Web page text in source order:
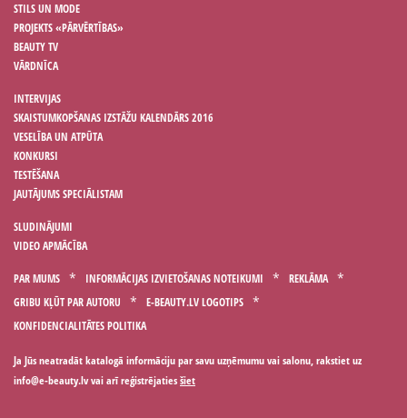
STILS UN MODE
PROJEKTS «PĀRVĒRTĪBAS»
BEAUTY TV
VĀRDNĪCA
INTERVIJAS
SKAISTUMKOPŠANAS IZSTĀŽU KALENDĀRS 2016
VESELĪBA UN ATPŪTA
KONKURSI
TESTĒŠANA
JAUTĀJUMS SPECIĀLISTAM
SLUDINĀJUMI
VIDEO APMĀCĪBA
PAR MUMS INFORMĀCIJAS IZVIETOŠANAS NOTEIKUMI
REKLĀMA
GRIBU KĻŪT PAR AUTORU
E-BEAUTY.LV LOGOTIPS
KONFIDENCIALITĀTES POLITIKA
Ja Jūs neatradāt katalogā informāciju par savu uzņēmumu vai salonu, rakstiet uz
vai arī reģistrējatiesšiet